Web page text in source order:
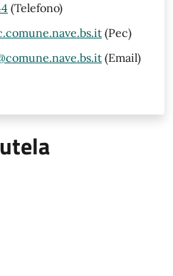
(Telefono)
(Pec)
(Email)